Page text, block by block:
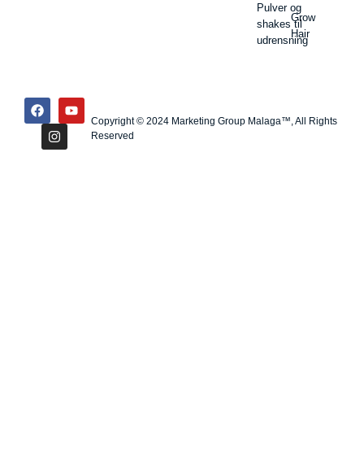
Pulver og
shakes til
udrensning
Grow
Hair
Copyright © 2024 Marketing Group Malaga™, All Rights
Reserved